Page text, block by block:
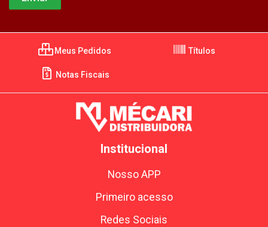
Meus Pedidos Títulos
Notas Fiscais
Institucional
Nosso APP
Primeiro acesso
Redes Sociais